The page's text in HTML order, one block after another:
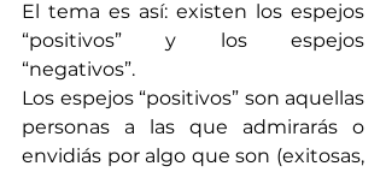
El tema es así: existen los espejos
“positivos” y los espejos
“negativos”.
Los espejos “positivos” son aquellas
personas a las que admirarás o
envidiás por algo que son (exitosas,